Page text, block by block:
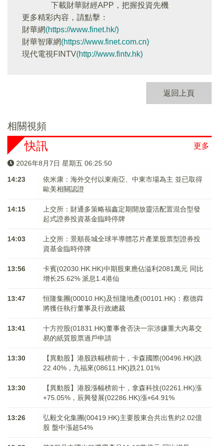
下載財華財經APP，把握投資先機
更多精彩内容，請點擊：
財華網(https://www.finet.hk/)
財華智庫網(https://www.finet.com.cn)
現代電視FINTV(http://www.fintv.hk)
返回上頁
相關視頻
更多
快訊
2026年8月7日 星期五 06:25:50
14:23
依米康：海外交付以東南亞、中東市場為主 並已取得
歐美相關認證
14:15
上交所：財通多策略福鑫定期開放靈活配置混合型發
起式證券投資基金臨時停牌
14:03
上交所：景順長城全球半導體芯片產業股票型證券投
資基金臨時停牌
13:56
卡賓(02030.HK.HK)中期股東應佔溢利2081萬元 同比
增长25.62% 派息1.4港仙
13:47
恒隆集團(00010.HK)及恒隆地產(00101.HK)：蔡德粦
將獲任執行董事及行政總裁
13:41
十方控股(01831.HK)董事會否決一宗涉嫌重大內幕交
易的紙質股票過戶申請
13:30
【異動股】港股跌幅榜前十，卡森國際(00496.HK)跌
22.40%，九福來(08611.HK)跌21.01%
13:30
【異動股】港股漲幅榜前十，拿森科技(02261.HK)漲
+75.05%，辰興發展(02286.HK)漲+64.91%
13:26
弘毅文化集團(00419.HK)主要股東合共出售約2.02億
股 盤中漲超54%